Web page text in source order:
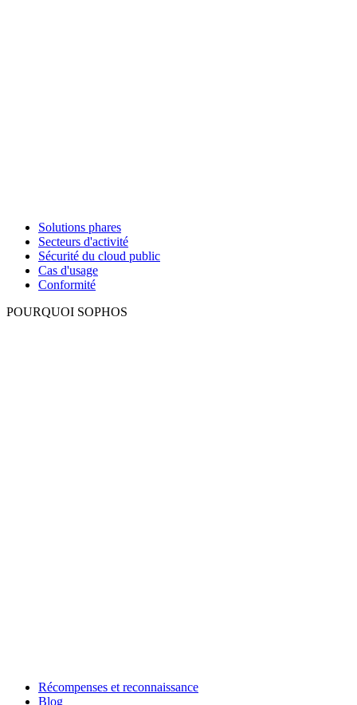
Solutions phares
Secteurs d'activité
Sécurité du cloud public
Cas d'usage
Conformité
POURQUOI SOPHOS
Récompenses et reconnaissance
Blog